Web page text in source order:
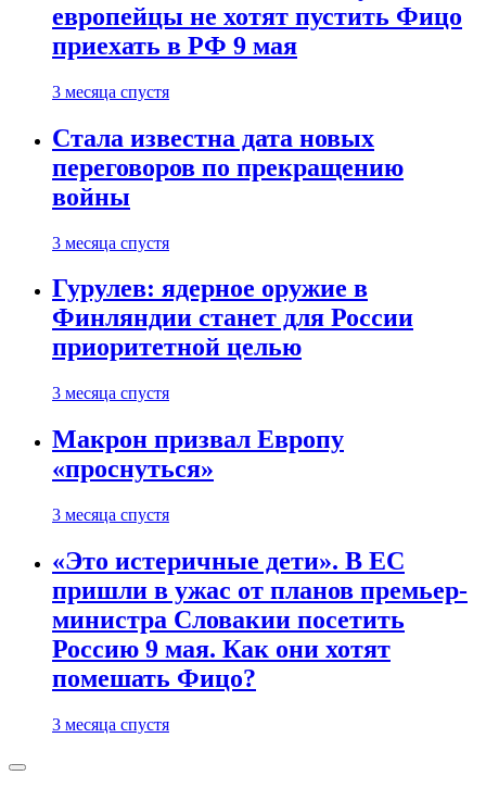
европейцы не хотят пустить Фицо
приехать в РФ 9 мая
3 месяца спустя
Стала известна дата новых
переговоров по прекращению
войны
3 месяца спустя
Гурулев: ядерное оружие в
Финляндии станет для России
приоритетной целью
3 месяца спустя
Макрон призвал Европу
«проснуться»
3 месяца спустя
«Это истеричные дети». В ЕС
пришли в ужас от планов премьер-
министра Словакии посетить
Россию 9 мая. Как они хотят
помешать Фицо?
3 месяца спустя